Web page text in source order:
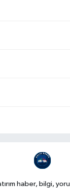
haber, bilgi,